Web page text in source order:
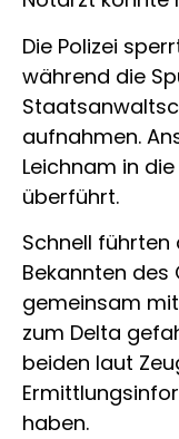
Die Polizei
während die
aufnahmen.
Leichnam in
überführt.
Schnell führten
Bekannten des
gemeinsam
zum Delta
beiden laut
haben.